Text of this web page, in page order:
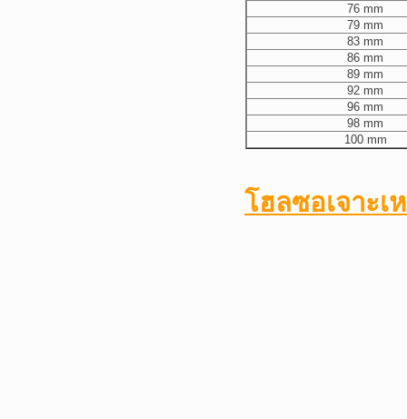
76 mm
79 mm
83 mm
86 mm
89 mm
92 mm
96 mm
98 mm
100 mm
โฮลซอเจาะเ